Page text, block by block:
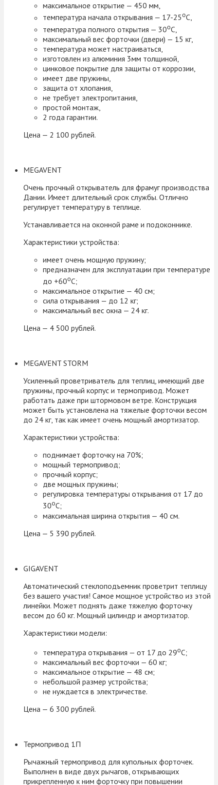
максимальное открытие — 450 мм,
температура начала открывания — 17-25оС,
температура полного открытия — 30оС,
максимальный вес форточки (двери) — 15 кг,
температура может настраиваться,
изготовлен из алюминия 3мм толщиной,
цинковое покрытие для защиты от коррозии,
имеет две пружины,
защита от хлопания,
не требует электропитания,
простой монтаж,
2 года гарантии.
Цена — 2 100 рублей.
MEGAVENT
Очень прочный открыватель для фрамуг производства
Дании. Имеет длительный срок службы. Отлично
регулирует температуру в теплице.
Устанавливается на оконной раме и подоконнике.
Характеристики устройства:
имеет очень мощную пружину;
предназначен для эксплуатации при температуре
до +60оС;
максимальное открытие — 40 см;
сила открывания — до 12 кг;
максимальный вес окна — 24 кг.
Цена — 4 500 рублей.
MEGAVENT STORM
Усиленный проветриватель для теплиц, имеющий две
пружины, прочный корпус и термопривод. Может
работать даже при штормовом ветре. Конструкция
может быть установлена на тяжелые форточки весом
до 24 кг, так как имеет очень мощный амортизатор.
Характеристики устройства:
поднимает форточку на 70%;
мощный термопривод;
прочный корпус;
две мощных пружины;
регулировка температуры открывания от 17 до
30оС;
максимальная ширина открытия — 40 см.
Цена — 5 390 рублей.
GIGAVENT
Автоматический стеклоподъемник проветрит теплицу
без вашего участия! Самое мощное устройство из этой
линейки. Может поднять даже тяжелую форточку
весом до 60 кг. Мощный цилиндр и амортизатор.
Характеристики модели:
температура открывания — от 17 до 29оС;
максимальный вес форточки — 60 кг;
максимальное открытие — 48 см;
небольшой размер устройства;
не нуждается в электричестве.
Цена — 6 300 рублей.
Термопривод 1П
Рычажный термопривод для купольных форточек.
Выполнен в виде двух рычагов, открывающих
прикрепленную к ним форточку при повышении